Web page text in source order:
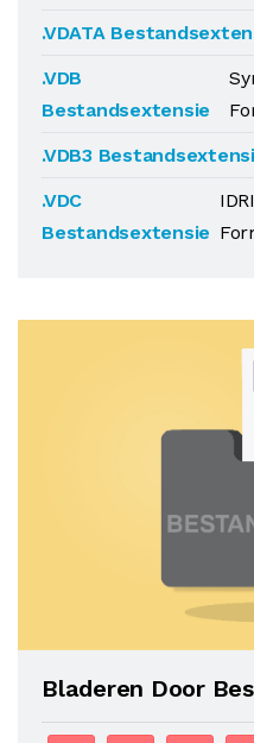
.VDATA
.VDB
Bestandsextensie
.VDB3
.VDC
Bestandsextensie
Bladeren Door